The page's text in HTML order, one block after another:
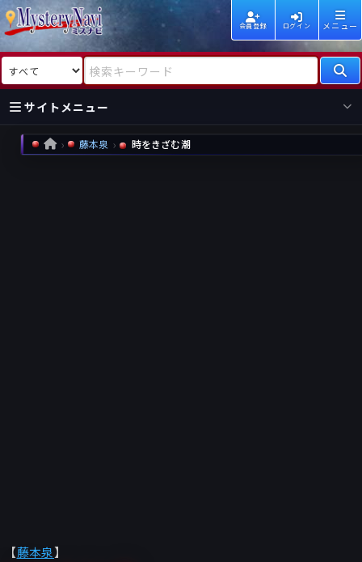
会員登録 ログイン メニュー
検索対象 検索キーワード
サイトメニュー
国内
海外
HOME 藤本泉 時をきざむ潮
【藤本泉】